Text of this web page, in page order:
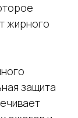
жирного
защита